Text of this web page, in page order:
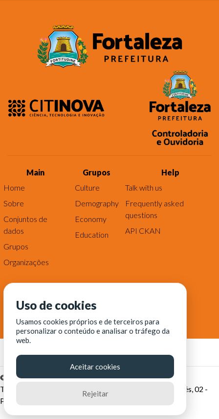
Main
Home
Sobre
Conjuntos de
dados
Grupos
Organizações
Grupos
Culture
Demography
Economy
Education
Help
Talk with us
Frequently asked
questions
API CKAN
© Fortaleza Digital || CITINOVA - Fundação de Ciência,
Tecnologia e Inovação de Fortaleza - Rua dos Tremembés, 02 -
Praia de Iracema - Fortaleza-CE
Uso de cookies
Usamos cookies próprios e de terceiros para
personalizar o conteúdo e analisar o tráfego da
web.
Aceitar cookies
Rejeitar